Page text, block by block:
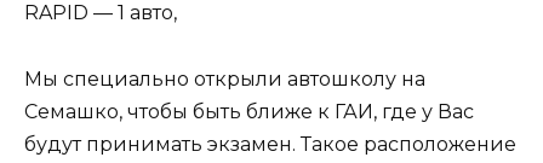
RAPID — 1 авто,
Мы специально открыли автошколу на
Семашко, чтобы быть ближе к ГАИ, где у Вас
будут принимать экзамен. Такое расположение